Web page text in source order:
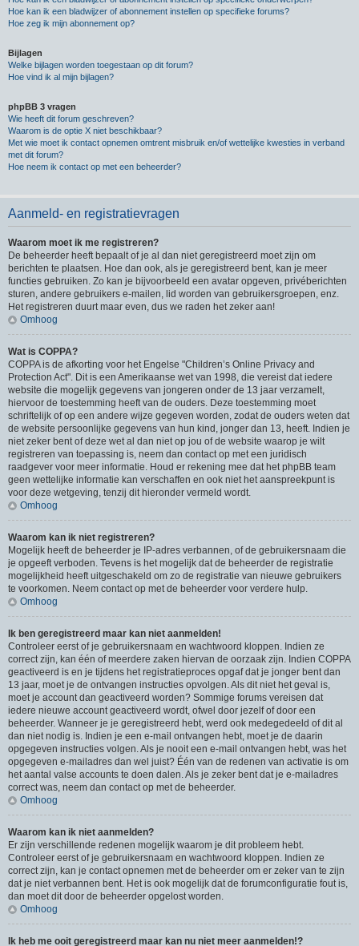
Hoe kan ik een bladwijzer of abonnement instellen op specifieke forums?
Hoe zeg ik mijn abonnement op?
Bijlagen
Welke bijlagen worden toegestaan op dit forum?
Hoe vind ik al mijn bijlagen?
phpBB 3 vragen
Wie heeft dit forum geschreven?
Waarom is de optie X niet beschikbaar?
Met wie moet ik contact opnemen omtrent misbruik en/of wettelijke kwesties in verband
met dit forum?
Hoe neem ik contact op met een beheerder?
Aanmeld- en registratievragen
Waarom moet ik me registreren?
De beheerder heeft bepaalt of je al dan niet geregistreerd moet zijn om
berichten te plaatsen. Hoe dan ook, als je geregistreerd bent, kan je meer
functies gebruiken. Zo kan je bijvoorbeeld een avatar opgeven, privéberichten
sturen, andere gebruikers e-mailen, lid worden van gebruikersgroepen, enz.
Het registreren duurt maar even, dus we raden het zeker aan!
Omhoog
Wat is COPPA?
COPPA is de afkorting voor het Engelse "Children’s Online Privacy and
Protection Act". Dit is een Amerikaanse wet van 1998, die vereist dat iedere
website die mogelijk gegevens van jongeren onder de 13 jaar verzamelt,
hiervoor de toestemming heeft van de ouders. Deze toestemming moet
schriftelijk of op een andere wijze gegeven worden, zodat de ouders weten dat
de website persoonlijke gegevens van hun kind, jonger dan 13, heeft. Indien je
niet zeker bent of deze wet al dan niet op jou of de website waarop je wilt
registreren van toepassing is, neem dan contact op met een juridisch
raadgever voor meer informatie. Houd er rekening mee dat het phpBB team
geen wettelijke informatie kan verschaffen en ook niet het aanspreekpunt is
voor deze wetgeving, tenzij dit hieronder vermeld wordt.
Omhoog
Waarom kan ik niet registreren?
Mogelijk heeft de beheerder je IP-adres verbannen, of de gebruikersnaam die
je opgeeft verboden. Tevens is het mogelijk dat de beheerder de registratie
mogelijkheid heeft uitgeschakeld om zo de registratie van nieuwe gebruikers
te voorkomen. Neem contact op met de beheerder voor verdere hulp.
Omhoog
Ik ben geregistreerd maar kan niet aanmelden!
Controleer eerst of je gebruikersnaam en wachtwoord kloppen. Indien ze
correct zijn, kan één of meerdere zaken hiervan de oorzaak zijn. Indien COPPA
geactiveerd is en je tijdens het registratieproces opgaf dat je jonger bent dan
13 jaar, moet je de ontvangen instructies opvolgen. Als dit niet het geval is,
moet je account dan geactiveerd worden? Sommige forums vereisen dat
iedere nieuwe account geactiveerd wordt, ofwel door jezelf of door een
beheerder. Wanneer je je geregistreerd hebt, werd ook medegedeeld of dit al
dan niet nodig is. Indien je een e-mail ontvangen hebt, moet je de daarin
opgegeven instructies volgen. Als je nooit een e-mail ontvangen hebt, was het
opgegeven e-mailadres dan wel juist? Één van de redenen van activatie is om
het aantal valse accounts te doen dalen. Als je zeker bent dat je e-mailadres
correct was, neem dan contact op met de beheerder.
Omhoog
Waarom kan ik niet aanmelden?
Er zijn verschillende redenen mogelijk waarom je dit probleem hebt.
Controleer eerst of je gebruikersnaam en wachtwoord kloppen. Indien ze
correct zijn, kan je contact opnemen met de beheerder om er zeker van te zijn
dat je niet verbannen bent. Het is ook mogelijk dat de forumconfiguratie fout is,
dan moet dit door de beheerder opgelost worden.
Omhoog
Ik heb me ooit geregistreerd maar kan nu niet meer aanmelden!?